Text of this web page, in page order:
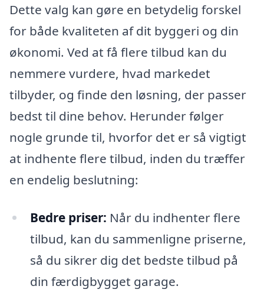
Dette valg kan gøre en betydelig forskel
for både kvaliteten af dit byggeri og din
økonomi. Ved at få flere tilbud kan du
nemmere vurdere, hvad markedet
tilbyder, og finde den løsning, der passer
bedst til dine behov. Herunder følger
nogle grunde til, hvorfor det er så vigtigt
at indhente flere tilbud, inden du træffer
en endelig beslutning:
Bedre priser: Når du indhenter flere
tilbud, kan du sammenligne priserne,
så du sikrer dig det bedste tilbud på
din færdigbygget garage.